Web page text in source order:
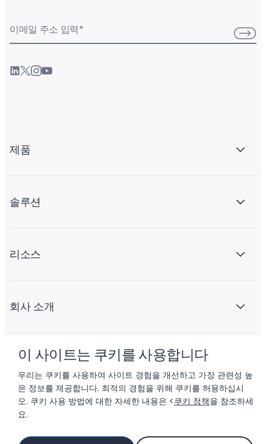
이 사이트는 쿠키를 사용합니다
우리는 쿠키를 사용하여 사이트 경험을 개선하고 가장 관련성 높
은 정보를 제공합니다. 최적의 경험을 위해 쿠키를 허용하십시
오. 쿠키 사용 방법에 대한 자세한 내용은 <쿠키 정책을 참조하세
요.
이메일 주소 입력*
제품
솔루션
리소스
회사 소개
© 2026 LIFTOFF, INC.